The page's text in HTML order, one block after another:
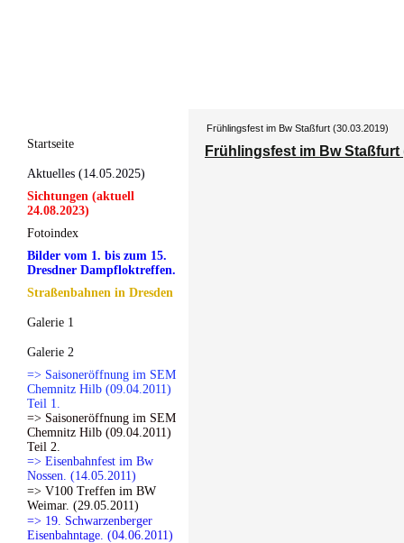
Startseite
Aktuelles (14.05.2025)
Sichtungen (aktuell
24.08.2023)
Fotoindex
Bilder vom 1. bis zum 15.
Dresdner Dampfloktreffen.
Straßenbahnen in Dresden
Galerie 1
Galerie 2
=> Saisoneröffnung im SEM
Chemnitz Hilb (09.04.2011)
Teil 1.
=> Saisoneröffnung im SEM
Chemnitz Hilb (09.04.2011)
Teil 2.
=> Eisenbahnfest im Bw
Nossen. (14.05.2011)
=> V100 Treffen im BW
Weimar. (29.05.2011)
=> 19. Schwarzenberger
Eisenbahntage. (04.06.2011)
Frühlingsfest im Bw Staßfurt (30.03.2019)
Frühlingsfest im Bw Staßfurt